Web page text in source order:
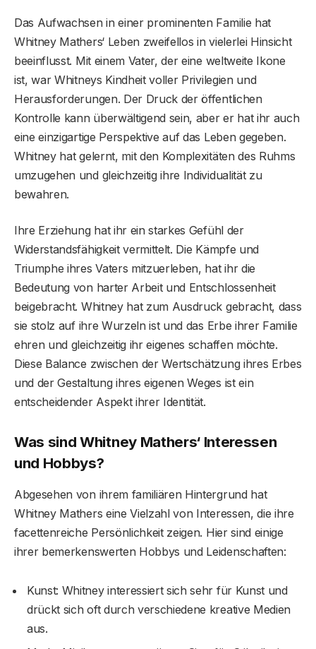
Das Aufwachsen in einer prominenten Familie hat
Whitney Mathers‘ Leben zweifellos in vielerlei Hinsicht
beeinflusst. Mit einem Vater, der eine weltweite Ikone
ist, war Whitneys Kindheit voller Privilegien und
Herausforderungen. Der Druck der öffentlichen
Kontrolle kann überwältigend sein, aber er hat ihr auch
eine einzigartige Perspektive auf das Leben gegeben.
Whitney hat gelernt, mit den Komplexitäten des Ruhms
umzugehen und gleichzeitig ihre Individualität zu
bewahren.
Ihre Erziehung hat ihr ein starkes Gefühl der
Widerstandsfähigkeit vermittelt. Die Kämpfe und
Triumphe ihres Vaters mitzuerleben, hat ihr die
Bedeutung von harter Arbeit und Entschlossenheit
beigebracht. Whitney hat zum Ausdruck gebracht, dass
sie stolz auf ihre Wurzeln ist und das Erbe ihrer Familie
ehren und gleichzeitig ihr eigenes schaffen möchte.
Diese Balance zwischen der Wertschätzung ihres Erbes
und der Gestaltung ihres eigenen Weges ist ein
entscheidender Aspekt ihrer Identität.
Was sind Whitney Mathers‘ Interessen
und Hobbys?
Abgesehen von ihrem familiären Hintergrund hat
Whitney Mathers eine Vielzahl von Interessen, die ihre
facettenreiche Persönlichkeit zeigen. Hier sind einige
ihrer bemerkenswerten Hobbys und Leidenschaften:
Kunst: Whitney interessiert sich sehr für Kunst und
drückt sich oft durch verschiedene kreative Medien
aus.